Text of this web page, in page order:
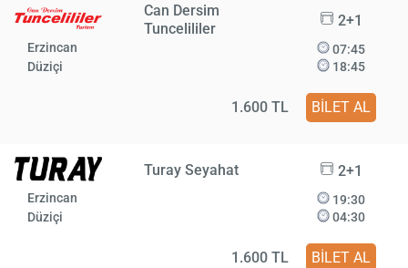
Can Dersim
Tuncelililer
2+1
Erzincan
Düziçi
07:45
18:45
1.600 TL BİLET AL
Turay Seyahat 2+1
Erzincan
Düziçi
19:30
04:30
1.600 TL BİLET AL